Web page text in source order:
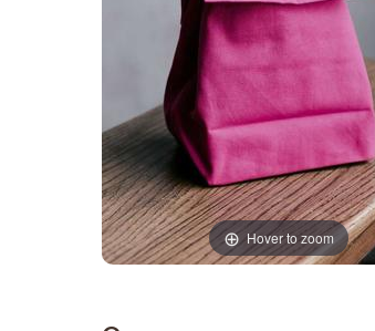
Hover to zoom